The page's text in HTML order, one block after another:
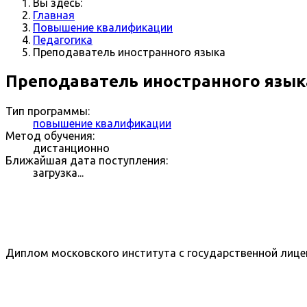
Вы здесь:
Главная
Повышение квалификации
Педагогика
Преподаватель иностранного языка
Преподаватель иностранного
Тип программы:
повышение квалификации
Метод обучения:
дистанционно
Ближайшая дата поступления:
загрузка...
Диплом московского института с государственной